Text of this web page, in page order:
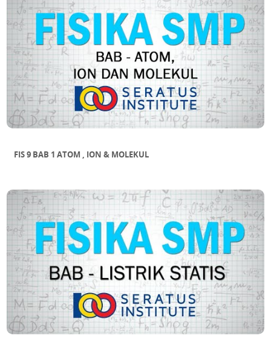
FIS 9 BAB 1 ATOM , ION & MOLEKUL